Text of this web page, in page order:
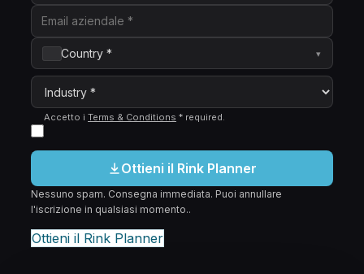
Country * ▾
Accetto i Terms & Conditions * required.
Ottieni il Rink Planner
Nessuno spam. Consegna immediata. Puoi annullare
l'iscrizione in qualsiasi momento..
Ottieni il Rink Planner